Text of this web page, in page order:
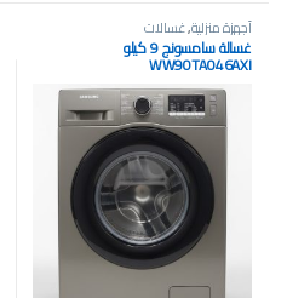
أجهزة منزلية,غسالات
غسالة سامسونج 9 كيلو
WW90TA046AXI